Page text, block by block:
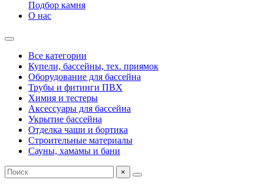
Подбор камня
О нас
Все категории
Купели, бассейны, тех. приямок
Оборудование для бассейна
Трубы и фитинги ПВХ
Химия и тестеры
Аксессуары для бассейна
Укрытие бассейна
Отделка чаши и бортика
Строительные материалы
Сауны, хамамы и бани
×